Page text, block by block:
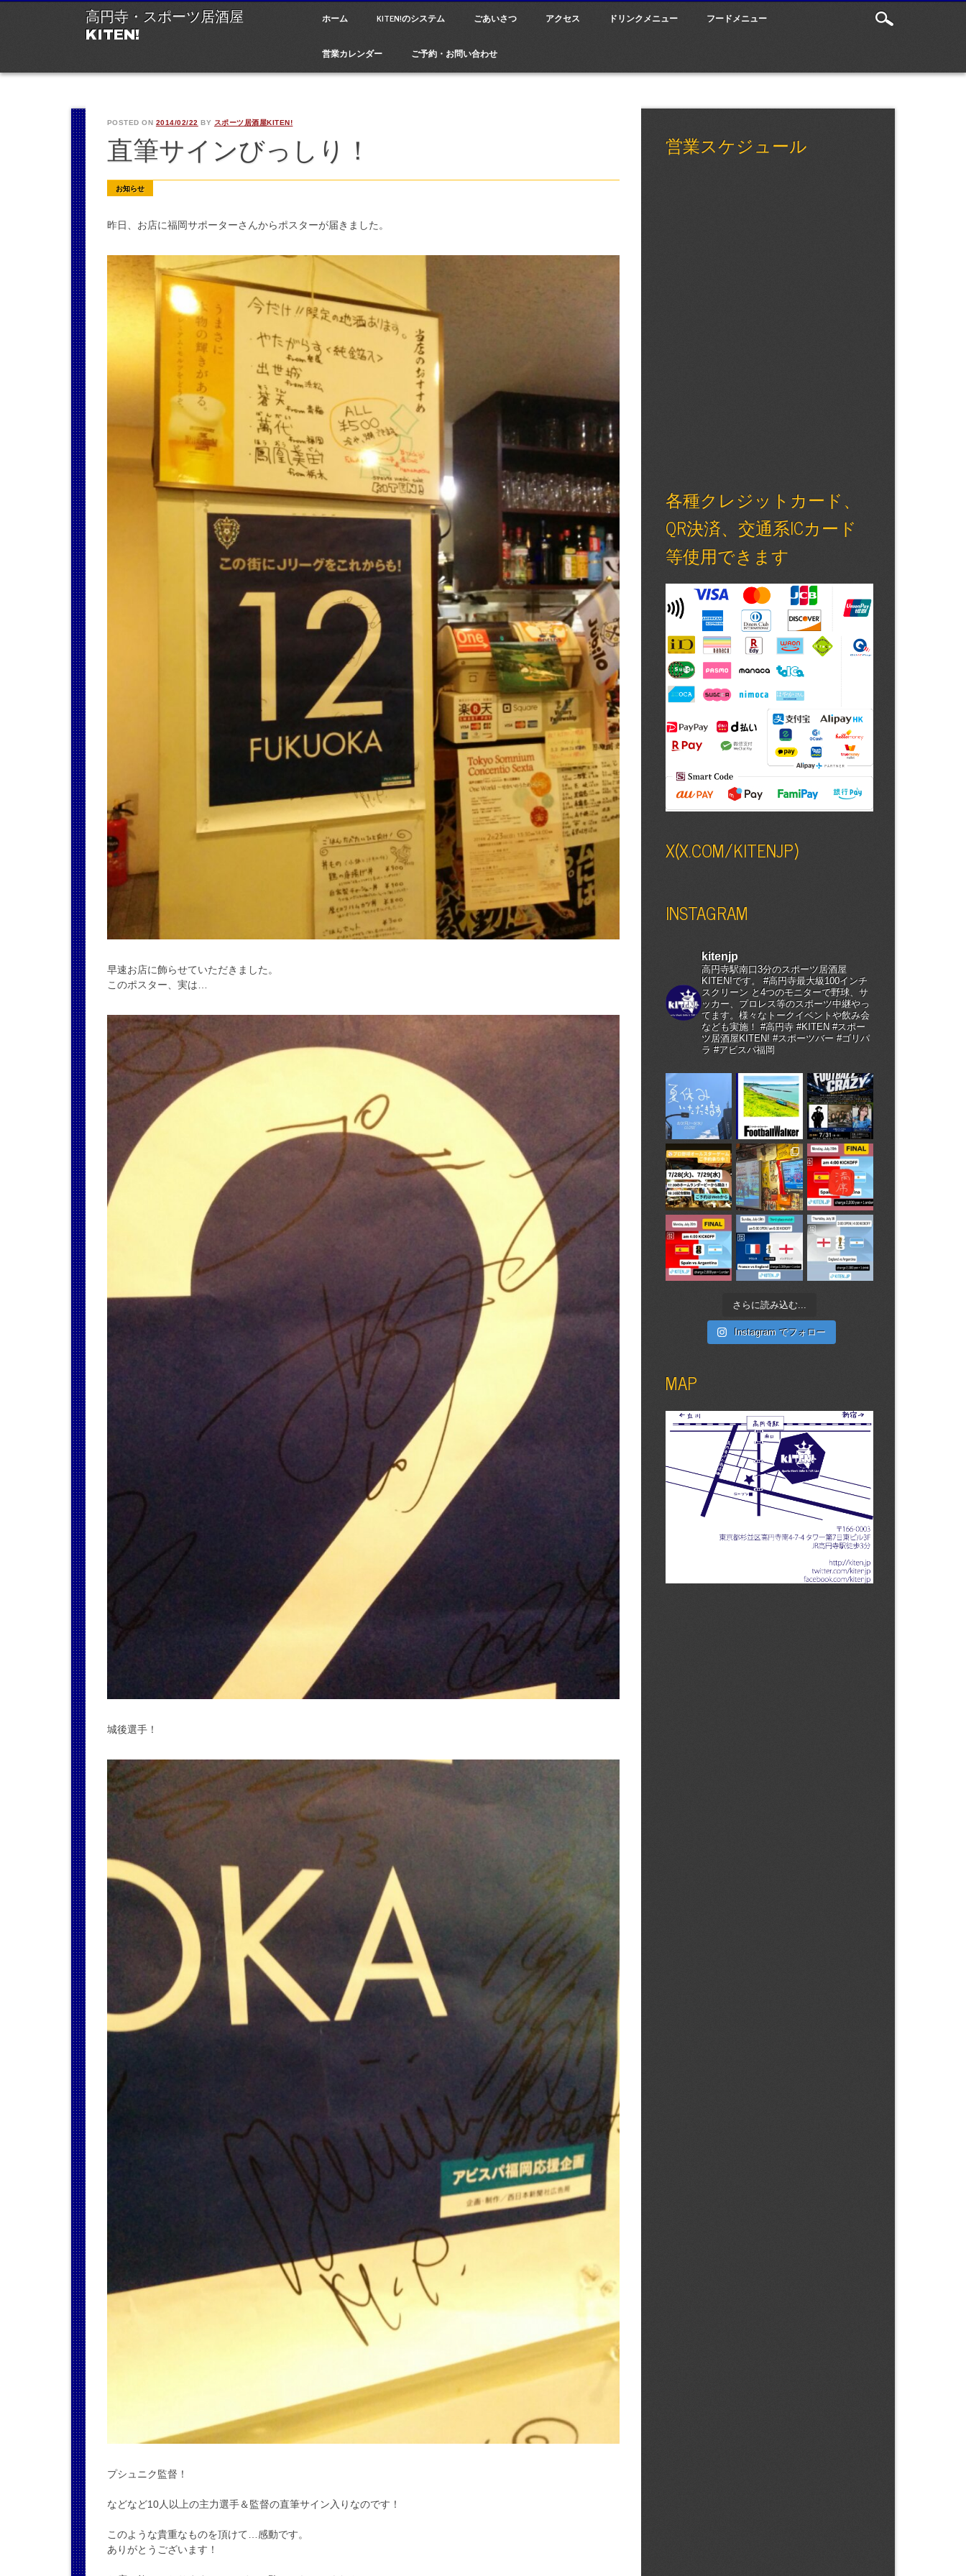
高円寺・スポーツ居酒屋
KITEN!
Main menu
ホーム KITEN!のシステム ごあいさつ アクセス ドリンクメニュー フードメニュー
営業カレンダー ご予約・お問い合わせ
POSTED ON 2014/02/22 BY スポーツ居酒屋KITEN!
直筆サインびっしり！
お知らせ
昨日、お店に福岡サポーターさんからポスターが届きました。
早速お店に飾らせていただきました。
このポスター、実は…
城後選手！
プシュニク監督！
などなど10人以上の主力選手＆監督の直筆サイン入りなのです！
このような貴重なものを頂けて…感動です。
ありがとうございます！
営業スケジュール
各種クレジットカード、
QR決済、交通系ICカード
等使用できます
X(X.COM/KITENJP)
INSTAGRAM
kitenjp
高円寺駅南口3分のスポーツ居酒屋
KITEN!です。 #高円寺最大級100インチ
スクリーン と4つのモニターで野球、サ
ッカー、プロレス等のスポーツ中継やっ
てます。様々なトークイベントや飲み会
なども実施！ #高円寺 #KITEN #スポー
ツ居酒屋KITEN! #スポーツバー #ゴリパ
ラ #アビスパ福岡
さらに読み込む...
Instagram でフォロー
MAP